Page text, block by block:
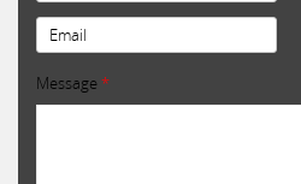
Email*
Message*